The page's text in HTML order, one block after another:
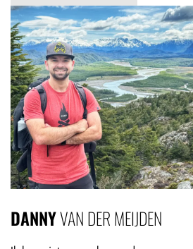
DANNYVAN DER MEIJDEN